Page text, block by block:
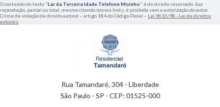
O conteúdo do texto "Lar da Terceira Idade Telefone Moinho" é de direito reservado. Sua
reprodução, parcial ou total, mesmo citando nossos links, é proibida sem a autorização do autor.
Crime de violação de direito autoral – artigo 184 do Código Penal – Lei 9610/98 - Lei de direitos
autorais
Rua Tamandaré, 304 - Liberdade
São Paulo - SP - CEP: 01525-000